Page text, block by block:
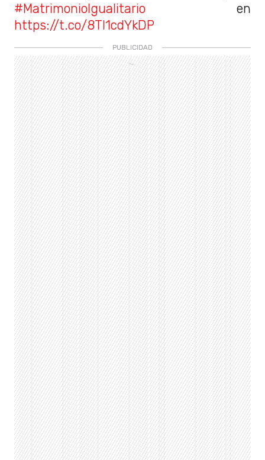
#MatrimonioIgualitario en
https://t.co/8Tl1cdYkDP